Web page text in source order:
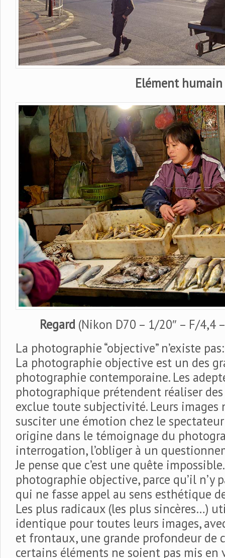
Elément humain
Regard (Nikon D70 – 1/20″ – F/4,4
La photographie “objective” n’existe pas:
La photographie objective est un des
photographie contemporaine. Les
photographique prétendent réaliser
exclue toute subjectivité. Leurs images
susciter une émotion chez le
origine dans le témoignage du
interrogation, l’obliger à un
Je pense que c’est une quête
photographie objective, parce qu’il n’y
qui ne fasse appel au sens esthétique
Les plus radicaux (les plus sincères…)
identique pour toutes leurs images,
et frontaux, une grande profondeur de
certains éléments ne soient pas mis en